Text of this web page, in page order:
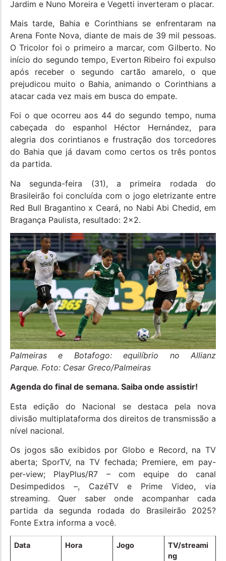
Jardim e Nuno Moreira e Vegetti inverteram o placar.
Mais tarde, Bahia e Corinthians se enfrentaram na
Arena Fonte Nova, diante de mais de 39 mil pessoas.
O Tricolor foi o primeiro a marcar, com Gilberto. No
início do segundo tempo, Everton Ribeiro foi expulso
após receber o segundo cartão amarelo, o que
prejudicou muito o Bahia, animando o Corinthians a
atacar cada vez mais em busca do empate.
Foi o que ocorreu aos 44 do segundo tempo, numa
cabeçada do espanhol Héctor Hernández, para
alegria dos corintianos e frustração dos torcedores
do Bahia que já davam como certos os três pontos
da partida.
Na segunda-feira (31), a primeira rodada do
Brasileirão foi concluída com o jogo eletrizante entre
Red Bull Bragantino x Ceará, no Nabi Abi Chedid, em
Bragança Paulista, resultado: 2×2.
Palmeiras e Botafogo: equilíbrio no Allianz
Parque. Foto: Cesar Greco/Palmeiras
Agenda do final de semana. Saiba onde assistir!
Esta edição do Nacional se destaca pela nova
divisão multiplataforma dos direitos de transmissão a
nível nacional.
Os jogos são exibidos por Globo e Record, na TV
aberta; SporTV, na TV fechada; Premiere, em pay-
per-view; PlayPlus/R7 – com equipe do canal
Desimpedidos –, CazéTV e Prime Video, via
streaming. Quer saber onde acompanhar cada
partida da segunda rodada do Brasileirão 2025?
Fonte Extra informa a você.
Data Hora Jogo
TV/streami
ng